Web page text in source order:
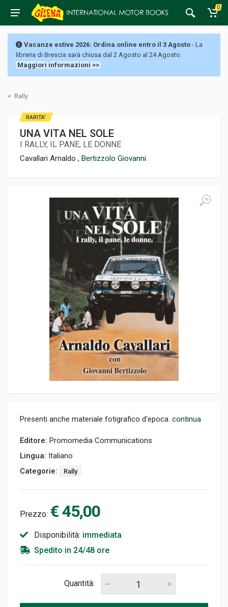
0
Vacanze estive 2026: Ordina online entro il 3 Agosto - La
libreria di Brescia sarà chiusa dal 2 Agosto al 24 Agosto.
Maggiori informazioni >>
< Rally
UNA VITA NEL SOLE
I RALLY, IL PANE, LE DONNE
Cavallari Arnaldo , Bertizzolo Giovanni
Presenti anche materiale fotigrafico d'epoca. continua
Editore: Promomedia Communications
Lingua: Italiano
Categorie:
Rally
RARITA'
Prezzo: € 45,00
Disponibilità: immediata
Spedito in 24/48 ore
Quantità: